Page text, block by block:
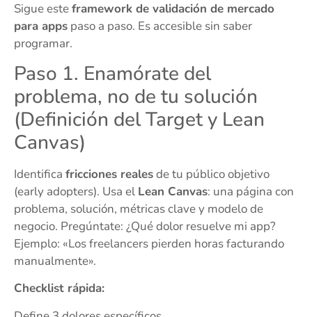
Sigue esteframework de validación de mercado
para apps paso a paso. Es accesible sin saber
programar.
Paso 1. Enamórate del
problema, no de tu solución
(Definición del Target y Lean
Canvas)
Identifica fricciones realesde tu público objetivo
(early adopters). Usa el Lean Canvas: una página con
problema, solución, métricas clave y modelo de
negocio. Pregúntate: ¿Qué dolor resuelve mi app?
Ejemplo: «Los freelancers pierden horas facturando
manualmente».
Checklist rápida: